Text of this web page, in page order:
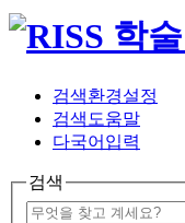
검색환경설정
검색도움말
다국어입력
검색